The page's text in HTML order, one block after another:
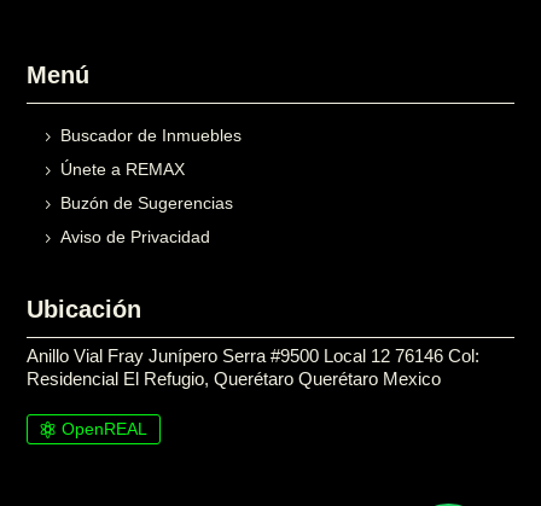
Menú
Buscador de Inmuebles
Únete a REMAX
Buzón de Sugerencias
Aviso de Privacidad
Ubicación
Anillo Vial Fray Junípero Serra #9500 Local 12 76146 Col:
Residencial El Refugio, Querétaro Querétaro Mexico
OpenREAL